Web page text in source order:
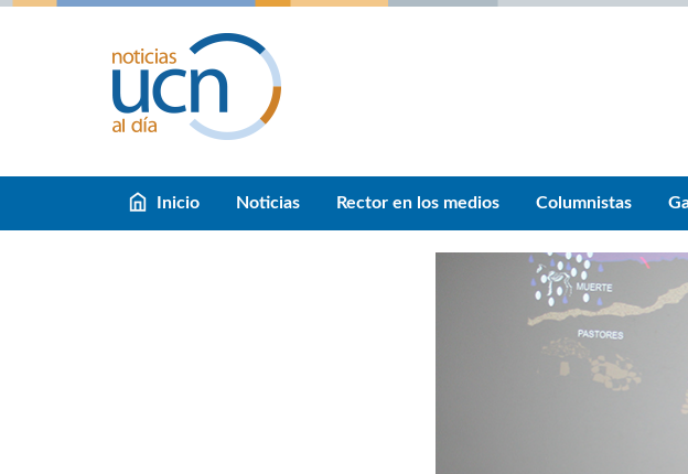
Inicio Noticias Rector en los medios Columnistas